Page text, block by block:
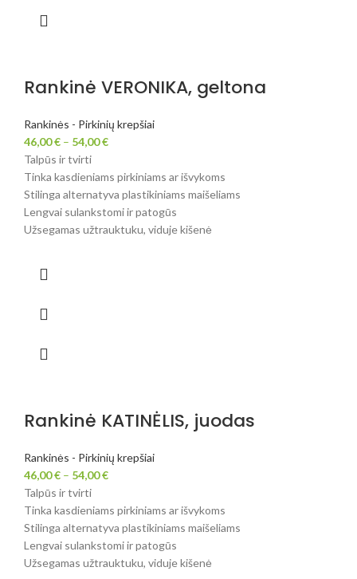
Rankinė VERONIKA, geltona
Rankinės - Pirkinių krepšiai
46,00€ – 54,00€
Talpūs ir tvirti
Tinka kasdieniams pirkiniams ar išvykoms
Stilinga alternatyva plastikiniams maišeliams
Lengvai sulankstomi ir patogūs
Užsegamas užtrauktuku, viduje kišenė
Rankinė KATINĖLIS, juodas
Rankinės - Pirkinių krepšiai
46,00€ – 54,00€
Talpūs ir tvirti
Tinka kasdieniams pirkiniams ar išvykoms
Stilinga alternatyva plastikiniams maišeliams
Lengvai sulankstomi ir patogūs
Užsegamas užtrauktuku, viduje kišenė